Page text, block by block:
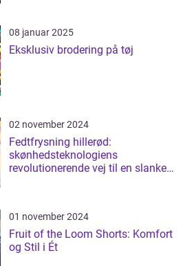
08 januar 2025
Eksklusiv brodering på tøj
02 november 2024
Fedtfrysning hillerød:
skønhedsteknologiens
revolutionerende vej til en slankere
01 november 2024
Fruit of the Loom Shorts: Komfort
og Stil i Ét